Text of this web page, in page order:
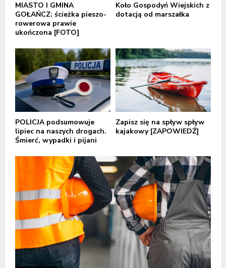
MIASTO I GMINA
GOŁAŃCZ: ścieżka pieszo-
rowerowa prawie
ukończona [FOTO]
Koło Gospodyń Wiejskich z
dotacją od marszałka
POLICJA podsumowuje
lipiec na naszych drogach.
Śmierć, wypadki i pijani
Zapisz się na spływ spływ
kajakowy [ZAPOWIEDŹ]